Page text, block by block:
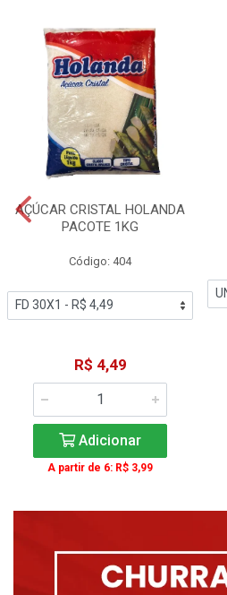
AÇÚCAR CRISTAL HOLANDA
PACOTE 1KG
Código: 404
R$ 4,49
Adicionar
A partir de 6: R$ 3,99